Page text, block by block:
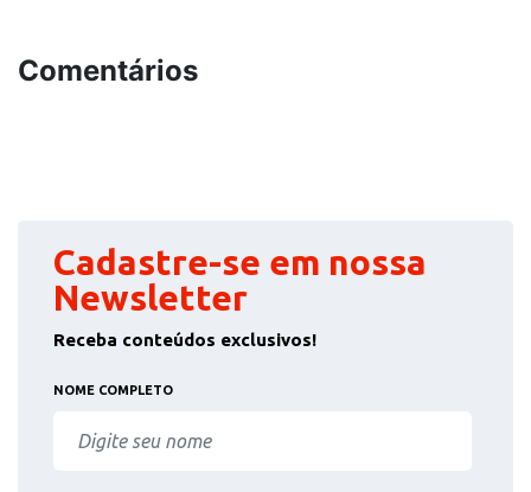
Comentários
Cadastre-se em nossa
Newsletter
Receba conteúdos exclusivos!
NOME COMPLETO